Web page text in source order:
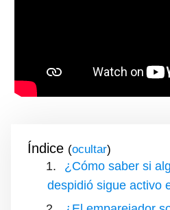
Índice ( )
¿Cómo saber si
despidió sigue activo